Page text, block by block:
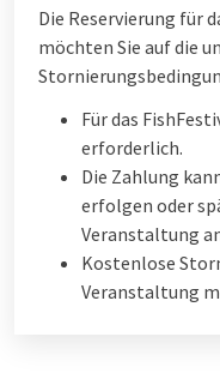
Die Reservierung für
möchten Sie auf die
Für das
erforderlich.
Die Zahlung
erfolgen oder
Veranstaltung
Kostenlose
Veranstaltung